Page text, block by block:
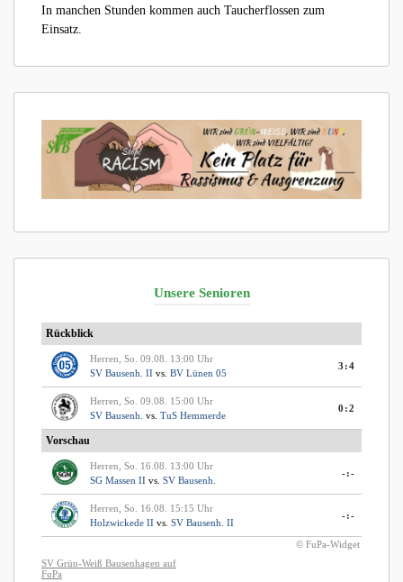
In manchen Stunden kommen auch Taucherflossen zum
Einsatz.
Unsere Senioren